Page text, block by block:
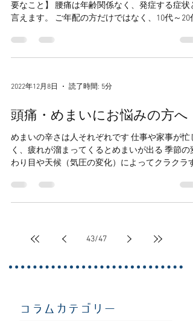
要なこと】 腰痛は年齢関係なく、発症する症状と
言えます。 ご年配の方だけではなく、10代～20代
ね。 「腰痛の原因は〇〇だ！」といった話しも聞
きますが、痛みの原因が万人に共通するとはとて
2022年12月8日 読了時間: 5分
頭痛・めまいにお悩みの方へ
めまいの辛さは人それぞれです 仕事や家事が忙し
く、疲れが溜まってくるとめまいが出る 季節の変
わり目や天候（気圧の変化）によってクラクラす
に世界が回る 椅子から立ち上がったり、座り込ん
だりするだけでクラッとくる 耳鳴りと同時に、視
に襲われてしまいます こういった症状は、脳梗塞
まずは医療機関（内科、耳鼻科、脳神経内科な
手足のまひ: 片方の手や足に力が入らない ②言葉
障害: ろくろが回らない、言葉が出ない ③目の異
43/47
コラムカテゴリー